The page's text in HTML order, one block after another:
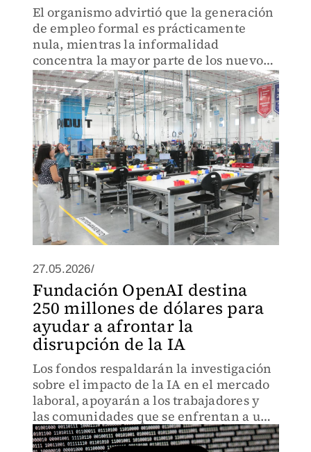
El organismo advirtió que la generación
de empleo formal es prácticamente
nula, mientras la informalidad
concentra la mayor parte de los nuevos
puestos de trabajo.
27.05.2026/
Fundación OpenAI destina
250 millones de dólares para
ayudar a afrontar la
disrupción de la IA
Los fondos respaldarán la investigación
sobre el impacto de la IA en el mercado
laboral, apoyarán a los trabajadores y
las comunidades que se enfrentan a un
desplazamiento a corto plazo.